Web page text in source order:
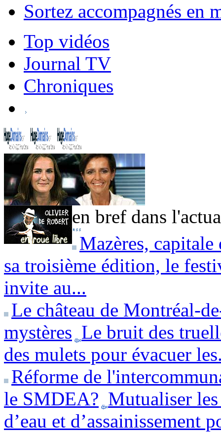
Sortez accompagnés en
Top vidéos
Journal TV
Chroniques
en bref dans
Mazères,
sa troisième édition, le
invite au...
Le château de Montréal-
mystères Le bruit des
des mulets pour évacuer
Réforme de
le SMDEA? Mutualiser
d’eau et d’assainissement